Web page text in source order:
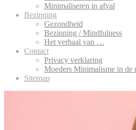
Minimaliseren in afval
Bezinning
Gezondheid
Bezinning / Mindfulness
Het verhaal van …
Contact
Privacy verklaring
Moeders Minimalisme in de
Sitemap